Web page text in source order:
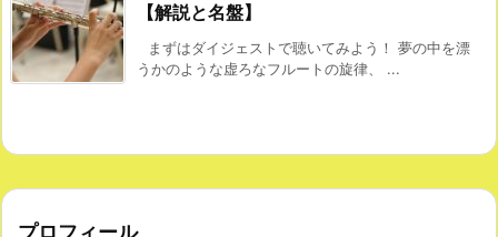
【解説と名盤】
まずはダイジェストで聴いてみよう！ 夢の中を漂
うかのような虚ろなフルートの旋律、 ...
プロフィール